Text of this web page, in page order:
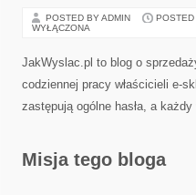
POSTED BY ADMIN
WYŁĄCZONA
JakWyslac.pl to blog o
codziennej pracy właścicieli e-
zastępują ogólne hasła, a
Misja tego bloga